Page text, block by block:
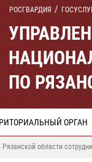
РОСГВАРДИЯ
ПО
ОРГАН
Рязанской области